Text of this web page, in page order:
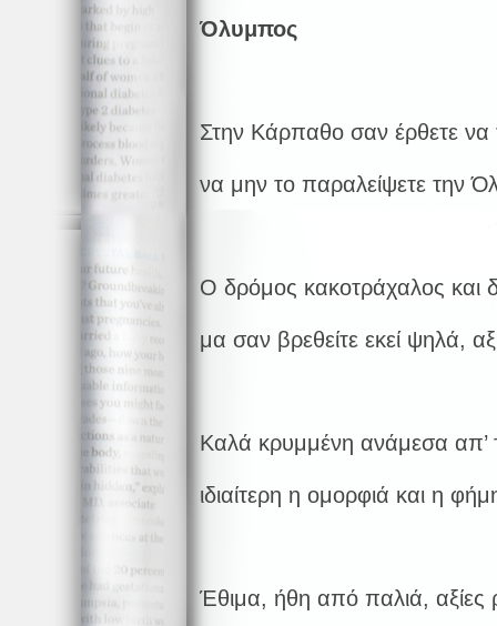
Όλυμπος
Στην Κάρπαθο σαν έρθετε να
να μην το παραλείψετε την
Ο δρόμος κακοτράχαλος και
μα σαν βρεθείτε εκεί ψηλά,
Καλά κρυμμένη ανάμεσα απ’
ιδιαίτερη η ομορφιά και η
Έθιμα, ήθη από παλιά, αξίες